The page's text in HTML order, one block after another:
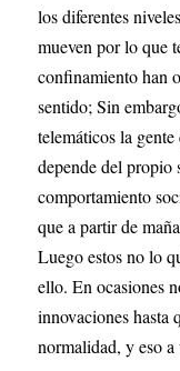
los diferentes
mueven por lo que
confinamiento han
sentido; Sin
telemáticos la
depende del propio
comportamiento
que a partir de
Luego estos no lo
ello. En ocasiones
innovaciones hasta
normalidad, y eso